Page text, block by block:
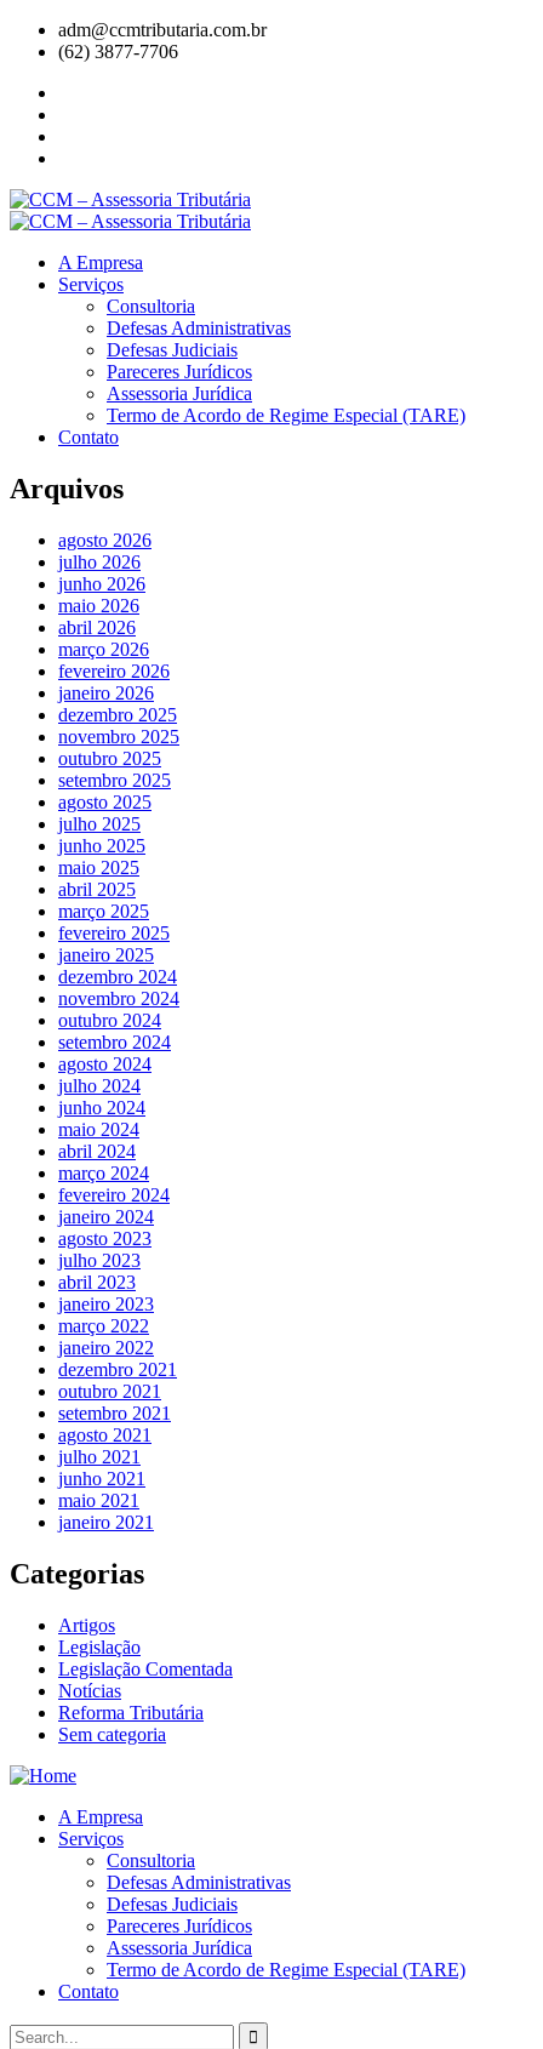
adm@ccmtributaria.com.br
(62) 3877-7706
A Empresa
Serviços
Consultoria
Defesas Administrativas
Defesas Judiciais
Pareceres Jurídicos
Assessoria Jurídica
Termo de Acordo de Regime Especial (TARE)
Contato
Arquivos
agosto 2026
julho 2026
junho 2026
maio 2026
abril 2026
março 2026
fevereiro 2026
janeiro 2026
dezembro 2025
novembro 2025
outubro 2025
setembro 2025
agosto 2025
julho 2025
junho 2025
maio 2025
abril 2025
março 2025
fevereiro 2025
janeiro 2025
dezembro 2024
novembro 2024
outubro 2024
setembro 2024
agosto 2024
julho 2024
junho 2024
maio 2024
abril 2024
março 2024
fevereiro 2024
janeiro 2024
agosto 2023
julho 2023
abril 2023
janeiro 2023
março 2022
janeiro 2022
dezembro 2021
outubro 2021
setembro 2021
agosto 2021
julho 2021
junho 2021
maio 2021
janeiro 2021
Categorias
Artigos
Legislação
Legislação Comentada
Notícias
Reforma Tributária
Sem categoria
A Empresa
Serviços
Consultoria
Defesas Administrativas
Defesas Judiciais
Pareceres Jurídicos
Assessoria Jurídica
Termo de Acordo de Regime Especial (TARE)
Contato